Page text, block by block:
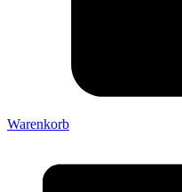
Warenkorb